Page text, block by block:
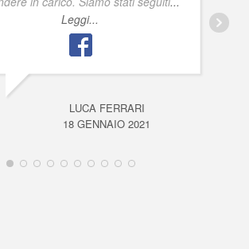
Leggi...
LUCA FERRARI
18 GENNAIO 2021